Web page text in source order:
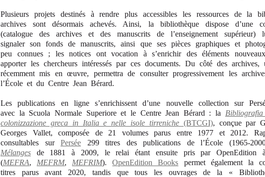
Plusieurs projets destinés à rendre plus accessibles les ressources de la
archives sont désormais achevés. Ainsi, la bibliothèque dispose d’une
(catalogue des archives et des manuscrits de l’enseignement supérieur)
signaler son fonds de manuscrits, ainsi que ses pièces graphiques et
peu connues ; les notices ont vocation à s’enrichir des éléments
apporter les chercheurs intéressés par ces documents. Du côté des archives,
récemment mis en œuvre, permettra de consulter progressivement les
l’École et du Centre Jean Bérard.
Les publications en ligne s’enrichissent d’une nouvelle collection sur
avec la Scuola Normale Superiore et le Centre Jean Bérard : la
colonizzazione greca in Italia e nelle isole tirreniche(BTCGI), conçue par
Georges Vallet, composée de 21 volumes parus entre 1977 et 2012.
consultables sur Persée 299 titres des publications de l’École (1965-
Mélanges de 1881 à 2009, le relai étant ensuite pris par OpenEdition
(MEFRA, MEFRM, MEFRIM).OpenEdition Books permet également la
titres parus avant 2020, tandis que tous les ouvrages de la «